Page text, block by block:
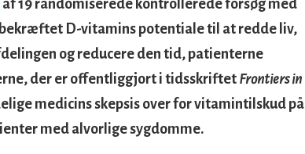
af 19 randomiserede kontrollerede forsøg med
D-vitamins potentiale til at redde liv,
og reducere den tid, patienterne
der er offentliggjort i tidsskriftet Frontiers in
medicins skepsis over for vitamintilskud på
med alvorlige sygdomme.